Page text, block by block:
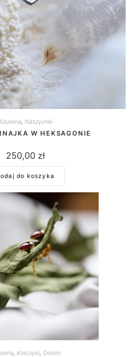
, Naszyjniki
W HEKSAGONIE
250,00 zł
do koszyka
, Kolczyki, Srebro